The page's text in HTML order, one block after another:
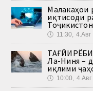
Малакаҳои
иқтисоди
🕔 11:30, 4.Авг
Ла-Ниня –
иқлими
🕔 10:00,